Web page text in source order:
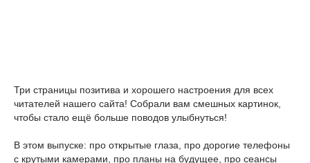
Три страницы позитива и хорошего настроения для всех
читателей нашего сайта! Собрали вам смешных картинок,
чтобы стало ещё больше поводов улыбнуться!
В этом выпуске: про открытые глаза, про дорогие телефоны
с крутыми камерами, про планы на будущее, про сеансы